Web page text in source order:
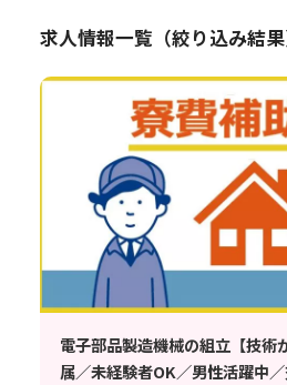
求人情報一覧（絞り込み結果
電子部品製造機械の組立【技術
属／未経験者OK／男性活躍中